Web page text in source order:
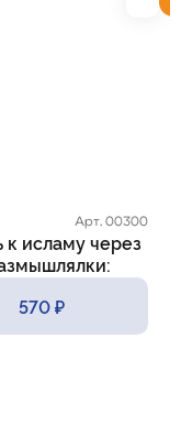
Арт. 00300
исламу через
приемы и
570 ₽